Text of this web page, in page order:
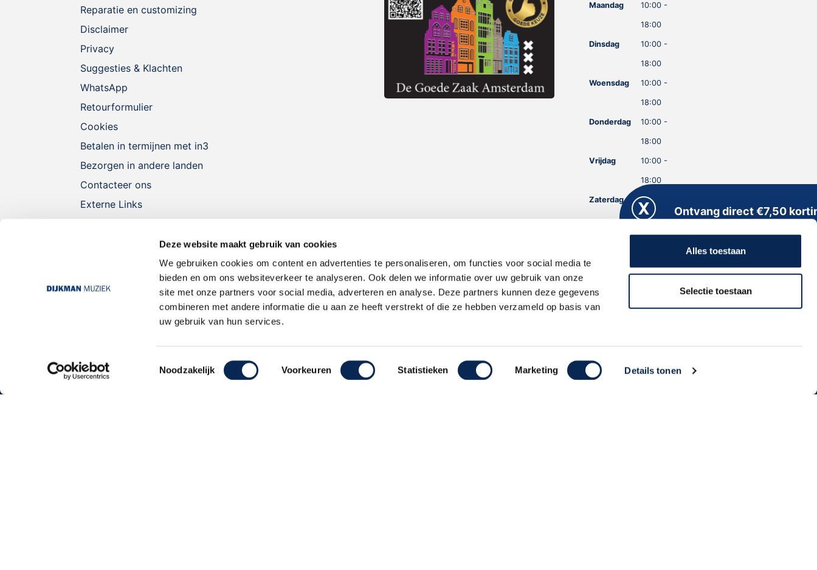
Deze website maakt gebruik van cookies
We gebruiken cookies om content en advertenties te personaliseren, om functies voor social media te
bieden en om ons websiteverkeer te analyseren. Ook delen we informatie over uw gebruik van onze
site met onze partners voor social media, adverteren en analyse. Deze partners kunnen deze gegevens
combineren met andere informatie die u aan ze heeft verstrekt of die ze hebben verzameld op basis van
uw gebruik van hun services.
Toestemmingsselectie
Noodzakelijk Voorkeuren Statistieken Marketing Details tonen
Alles toestaan
Selectie toestaan
Reparatie en customizing
Disclaimer
Privacy
Suggesties & Klachten
WhatsApp
Retourformulier
Cookies
Betalen in termijnen met in3
Bezorgen in andere landen
Contacteer ons
Externe Links
Maandag 10:00 -
18:00
Dinsdag 10:00 -
18:00
Woensdag 10:00 -
18:00
Donderdag 10:00 -
18:00
Vrijdag 10:00 -
18:00
Zaterdag 10:00 -
18:00
Alle prijzen zijn inclusief 21% BTW, tenzij anders vermeld.
Dijkmanmuziek 2026 © | Alle rechten voorbehouden Realisatie De Websmid Algemene Voorwaarden | Privacy
Ontvang direct €7,50
Meld je aan voor onze nieuwsbrief en
direct een persoonlijke kortingscode